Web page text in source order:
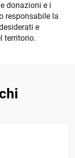
donazioni e i
responsabile la
e
territorio.